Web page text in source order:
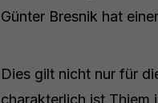
Günter Bresnik hat
Dies gilt nicht nur für
charakterlich ist Thiem